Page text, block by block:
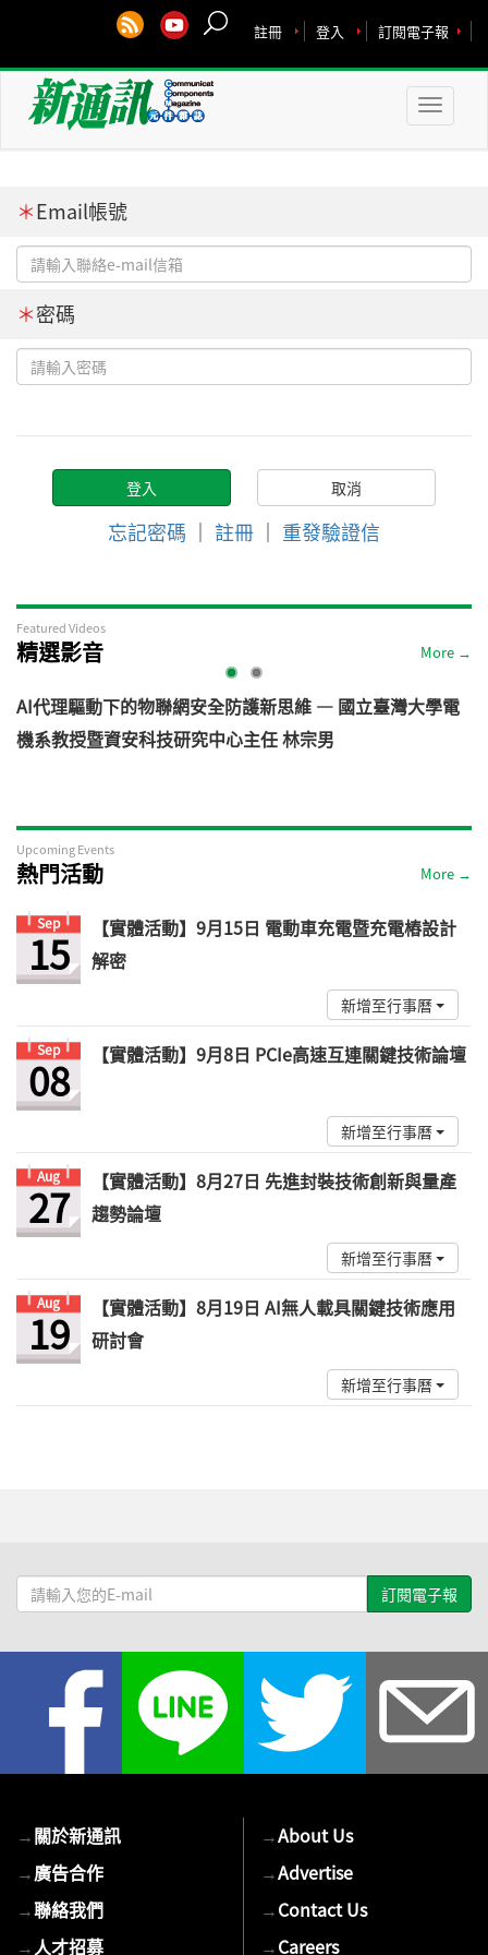
訂閱電子報
登入
註冊
Toggle
＊Email帳號
＊密碼
忘記密碼 ｜ 註冊 ｜ 重發驗證信
Featured Videos
精選影音 More →
AI代理驅動下的物聯網安全防護新思維 — 國立臺灣大學電
機系教授暨資安科技研究中心主任 林宗男
Upcoming Events
熱門活動 More →
Sep
15
【實體活動】9月15日 電動車充電暨充電樁設計
解密
新增至行事曆
Sep
08 【實體活動】9月8日 PCIe高速互連關鍵技術論壇
新增至行事曆
Aug
27
【實體活動】8月27日 先進封裝技術創新與量產
趨勢論壇
新增至行事曆
Aug
19
【實體活動】8月19日 AI無人載具關鍵技術應用
研討會
新增至行事曆
請
輸
→關於新通訊
→廣告合作
→聯絡我們
→人才招募
→About Us
→Advertise
→Contact Us
→Careers